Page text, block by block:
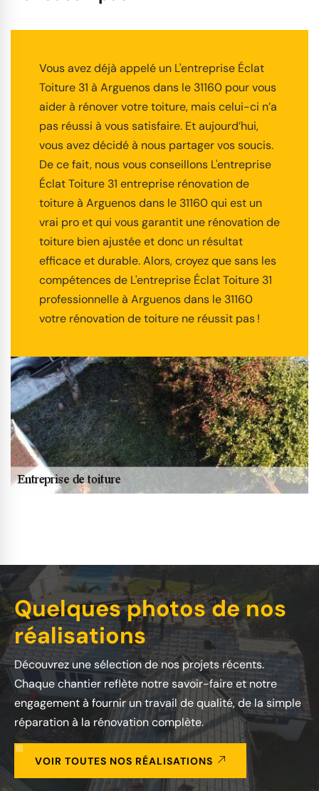
Vous avez déjà appelé un L'entreprise Éclat
Toiture 31 à Arguenos dans le 31160 pour vous
aider à rénover votre toiture, mais celui-ci n’a
pas réussi à vous satisfaire. Et aujourd’hui,
vous avez décidé à nous partager vos soucis.
De ce fait, nous vous conseillons L'entreprise
Éclat Toiture 31 entreprise rénovation de
toiture à Arguenos dans le 31160 qui est un
vrai pro et qui vous garantit une rénovation de
toiture bien ajustée et donc un résultat
efficace et durable. Alors, croyez que sans les
compétences de L'entreprise Éclat Toiture 31
professionnelle à Arguenos dans le 31160
votre rénovation de toiture ne réussit pas !
Quelques photos de nos
réalisations
Découvrez une sélection de nos projets récents.
Chaque chantier reflète notre savoir-faire et notre
engagement à fournir un travail de qualité, de la simple
réparation à la rénovation complète.
VOIR TOUTES NOS RÉALISATIONS